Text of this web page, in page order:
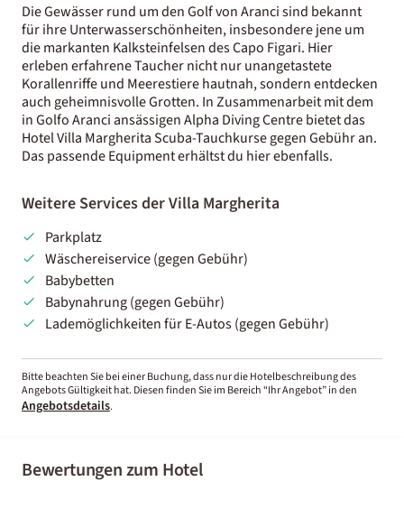
Die Gewässer rund um den Golf von Aranci sind bekannt
für ihre Unterwasserschönheiten, insbesondere jene um
die markanten Kalksteinfelsen des Capo Figari. Hier
erleben erfahrene Taucher nicht nur unangetastete
Korallenriffe und Meerestiere hautnah, sondern entdecken
auch geheimnisvolle Grotten. In Zusammenarbeit mit dem
in Golfo Aranci ansässigen Alpha Diving Centre bietet das
Hotel Villa Margherita Scuba-Tauchkurse gegen Gebühr an.
Das passende Equipment erhältst du hier ebenfalls.
Weitere Services der Villa Margherita
Parkplatz
Wäschereiservice (gegen Gebühr)
Babybetten
Babynahrung (gegen Gebühr)
Lademöglichkeiten für E-Autos (gegen Gebühr)
Bitte beachten Sie bei einer Buchung, dass nur die Hotelbeschreibung des
Angebots Gültigkeit hat. Diesen finden Sie im Bereich “Ihr Angebot” in den
Angebotsdetails.
Bewertungen zum Hotel